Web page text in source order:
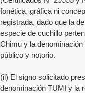
fonética, gráfica ni
registrada, dado que la
especie de cuchillo
Chimu y la
público y notorio.
(ii) El signo solicitado
denominación TUMI y la